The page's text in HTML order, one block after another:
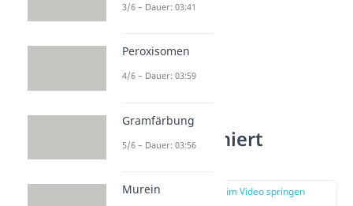
Wie funktioniert
zur Stelle im Video springen
3/6 – Dauer: 03:41
Peroxisomen
4/6 – Dauer: 03:59
Gramfärbung
5/6 – Dauer: 03:56
Murein